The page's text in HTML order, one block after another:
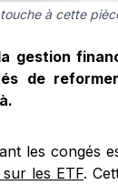
à cette
gestion
de
les congés
les ETF.